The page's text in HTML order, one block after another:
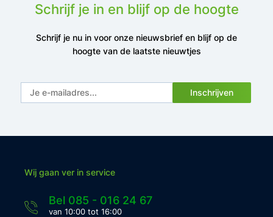
Schrijf je in en blijf op de hoogte
Schrijf je nu in voor onze nieuwsbrief en blijf op de
hoogte van de laatste nieuwtjes
Inschrijven
Wij gaan ver in service
Bel 085 - 016 24 67
van 10:00 tot 16:00